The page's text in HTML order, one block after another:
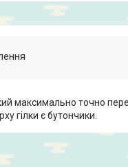
максимально точно
гілки є бутончики.